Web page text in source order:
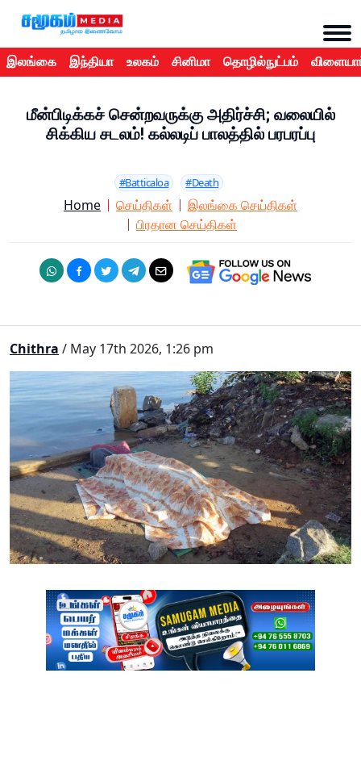
இலங்கை இந்தியா உலகம் சினிமா தொழில்நுட்பம்
மீன்பிடிக்கச் சென்றவருக்கு அதிர்ச்சி; வலையில்
சிக்கிய சடலம்! கல்லடிப் பாலத்தில் பரபரப்பு
#Batticaloa #Death
Home செய்திகள்
இலங்கை செய்திகள்
பிரதான செய்திகள்
Chithra / May 17th 2026, 1:26 pm